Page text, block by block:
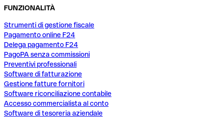
FUNZIONALITÀ
Strumenti di gestione fiscale
Pagamento online F24
Delega pagamento F24
PagoPA senza commissioni
Preventivi professionali
Software di fatturazione
Gestione fatture fornitori
Software riconciliazione contabile
Accesso commercialista al conto
Software di tesoreria aziendale